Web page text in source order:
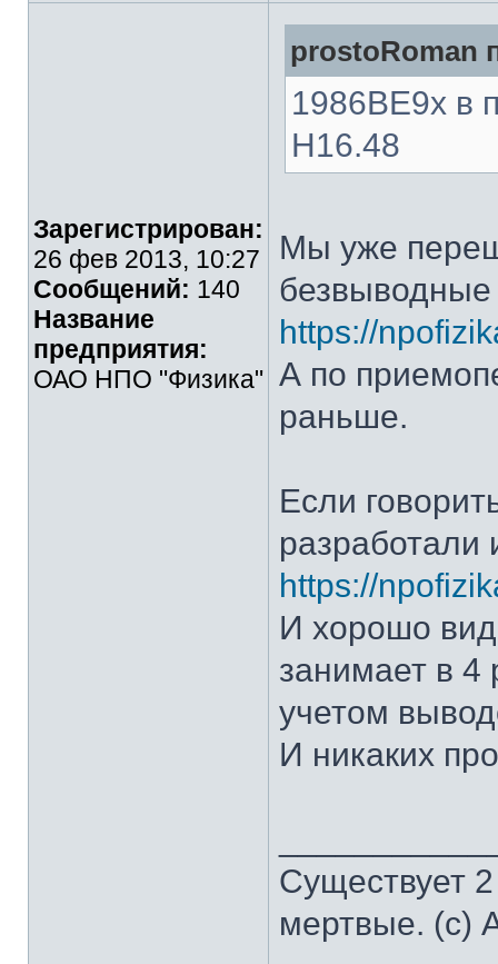
Зарегистрирован:
26 фев 2013, 10:27
Сообщений: 140
Название
предприятия:
ОАО НПО "Физика"
prostoRoman
1986ВЕ9х в
Н16.48
Мы уже
https://
А по
раньше.
Если
https://
И хорошо
занимает в
учетом
И никаких
Существует
мертвые. (с)